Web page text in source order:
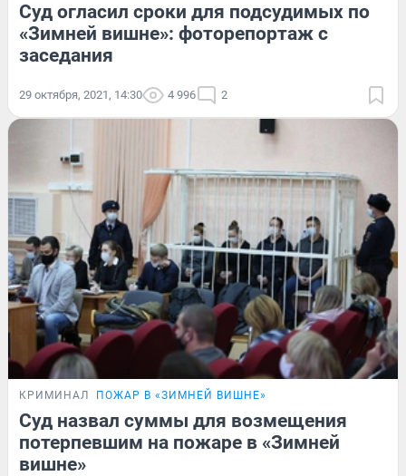
Суд огласил сроки для подсудимых по
«Зимней вишне»: фоторепортаж с
заседания
29 октября, 2021, 14:30 4 996 2
КРИМИНАЛ ПОЖАР В «ЗИМНЕЙ ВИШНЕ»
Суд назвал суммы для возмещения
потерпевшим на пожаре в «Зимней
вишне»